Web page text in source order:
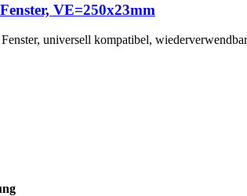
VE=250x23mm
universell kompatibel,